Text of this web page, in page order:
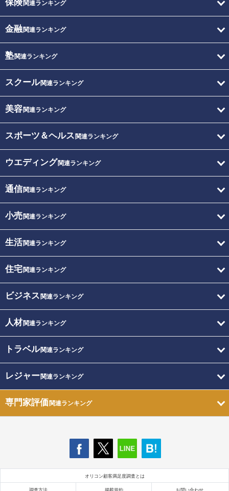
保険関連ランキング
金融関連ランキング
塾関連ランキング
スクール関連ランキング
美容関連ランキング
スポーツ＆ヘルス 関連ランキング
ウエディング関連ランキング
通信関連ランキング
小売関連ランキング
生活関連ランキング
住宅関連ランキング
ビジネス 関連ランキング
人材関連ランキング
トラベル関連ランキング
レジャー関連ランキング
専門家評価関連ランキング
オリコン顧客満足度調査とは
調査方法 掲載規約 お問い合わせ